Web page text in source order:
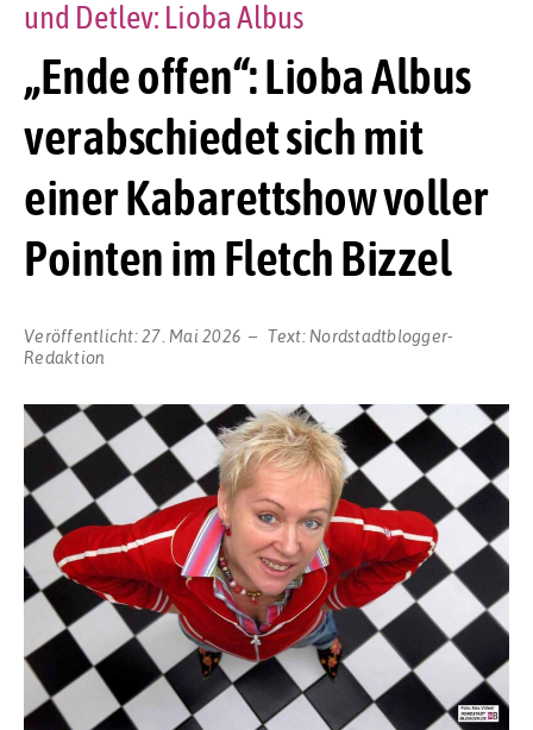
„Ende offen“: Lioba Albus
verabschiedet sich mit
einer Kabarettshow voller
Pointen im Fletch Bizzel
und Detlev: Lioba Albus
Veröffentlicht:27. Mai 2026 Text: Nordstadtblogger-
Redaktion